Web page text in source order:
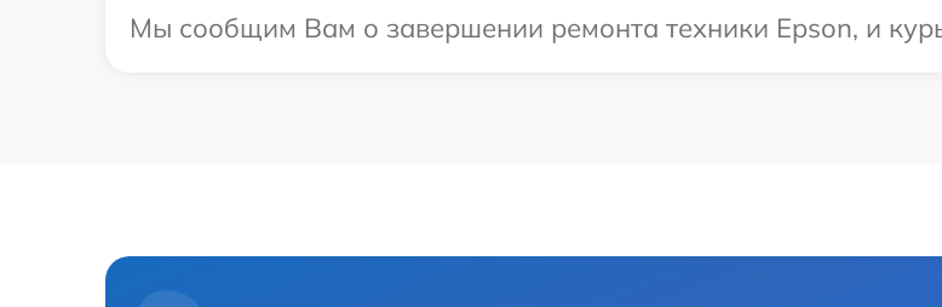
Мы сообщим Вам о завершении ремонта техники Epson, и